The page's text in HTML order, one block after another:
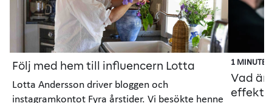
Följ med hem till influencern Lotta
Lotta Andersson driver bloggen och
instagramkontot Fyra årstider. Vi besökte henne
1
Vad är
effekt?